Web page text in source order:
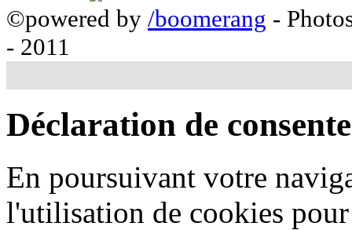
©powered by /boomerang -
- 2011
Déclaration de
En poursuivant votre
l'utilisation de cookies